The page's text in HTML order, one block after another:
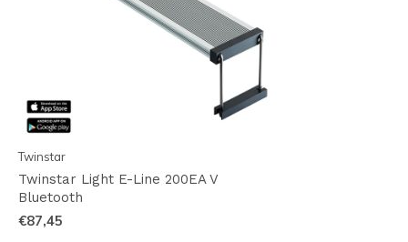
Twinstar
Twinstar Light E-Line 200EA V
Bluetooth
€87,45